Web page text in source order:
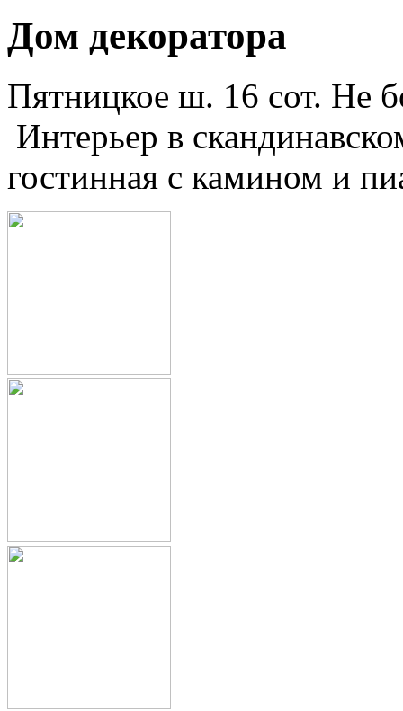
Дом декоратора
Пятницкое ш. 16 сот. Не
Интерьер в
гостинная с камином и